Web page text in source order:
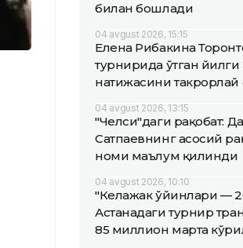
билан бошлади
04 avgust 2026, 15:15
Елена Рибакина
турнирида ўтган йилги
натижасини
04 avgust 2026, 13:15
"Челси"даги рақобат:
Сатпаевнинг асосий
номи маълум қилинди
04 avgust 2026, 10:10
"Келажак ўйинлари —
Астанадаги турнир
85 миллион марта